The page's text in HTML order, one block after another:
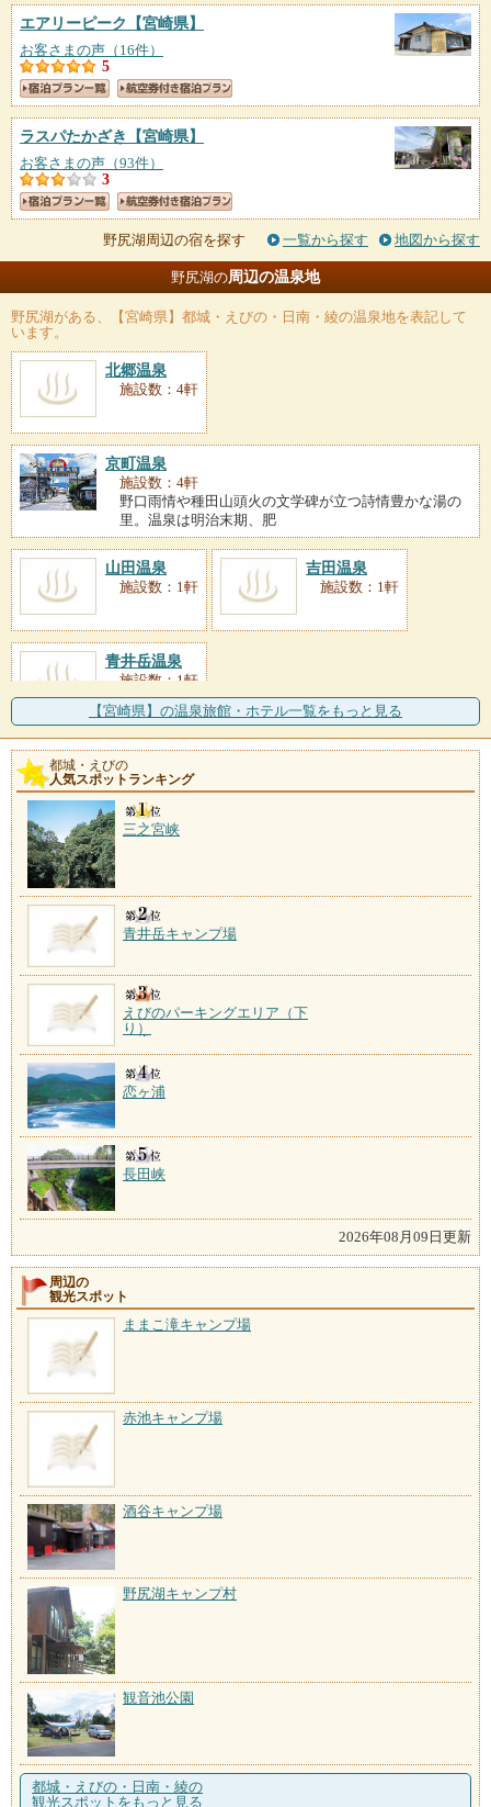
エアリーピーク 【宮崎県】
お客さまの声（16件）
5
ラスパたかざき 【宮崎県】
お客さまの声（93件）
3
野尻湖周辺の宿を探す 一覧から探す 地図から探す
野尻湖の周辺の温泉地
野尻湖 がある、【宮崎県】都城・えびの・日南・綾の温泉地を表記して
います。
北郷温泉
施設数：4軒
京町温泉
施設数：4軒
野口雨情や種田山頭火の文学碑が立つ詩情豊かな湯の
里。温泉は明治末期、肥
山田温泉
施設数：1軒
吉田温泉
施設数：1軒
青井岳温泉
施設数：1軒
【宮崎県】の温泉旅館・ホテル一覧をもっと見る
都城・えびの
人気スポットランキング
三之宮峡
青井岳キャンプ場
えびのパーキングエリア（下
り）
恋ヶ浦
長田峡
2026年08月09日更新
周辺の
観光スポット
ままこ滝キャンプ場
赤池キャンプ場
酒谷キャンプ場
野尻湖キャンプ村
観音池公園
都城・えびの・日南・綾の
観光スポットをもっと見る